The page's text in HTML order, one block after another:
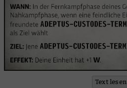
Text lesen